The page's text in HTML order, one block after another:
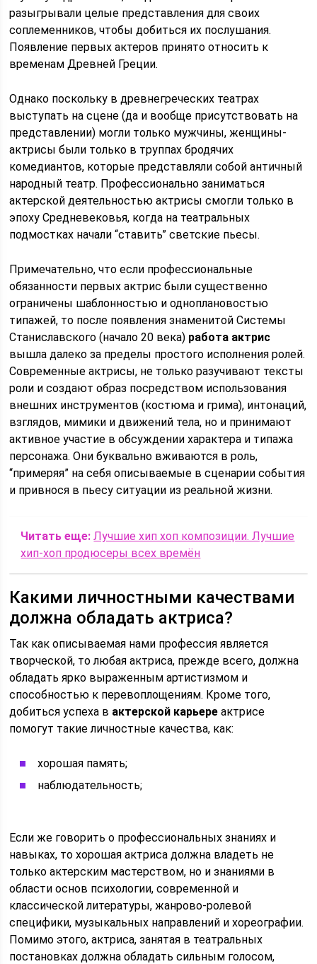
разыгрывали целые представления для своих
соплеменников, чтобы добиться их послушания.
Появление первых актеров принято относить к
временам Древней Греции.
Однако поскольку в древнегреческих театрах
выступать на сцене (да и вообще присутствовать на
представлении) могли только мужчины, женщины-
актрисы были только в труппах бродячих
комедиантов, которые представляли собой античный
народный театр. Профессионально заниматься
актерской деятельностью актрисы смогли только в
эпоху Средневековья, когда на театральных
подмостках начали “ставить” светские пьесы.
Примечательно, что если профессиональные
обязанности первых актрис были существенно
ограничены шаблонностью и одноплановостью
типажей, то после появления знаменитой Системы
Станиславского (начало 20 века) работа актрис
вышла далеко за пределы простого исполнения ролей.
Современные актрисы, не только разучивают тексты
роли и создают образ посредством использования
внешних инструментов (костюма и грима), интонаций,
взглядов, мимики и движений тела, но и принимают
активное участие в обсуждении характера и типажа
персонажа. Они буквально вживаются в роль,
“примеряя” на себя описываемые в сценарии события
и привнося в пьесу ситуации из реальной жизни.
Читать еще: Лучшие хип хоп композиции. Лучшие
хип-хоп продюсеры всех времён
Какими личностными качествами
должна обладать актриса?
Так как описываемая нами профессия является
творческой, то любая актриса, прежде всего, должна
обладать ярко выраженным артистизмом и
способностью к перевоплощениям. Кроме того,
добиться успеха в актерской карьере актрисе
помогут такие личностные качества, как:
хорошая память;
наблюдательность;
Если же говорить о профессиональных знаниях и
навыках, то хорошая актриса должна владеть не
только актерским мастерством, но и знаниями в
области основ психологии, современной и
классической литературы, жанрово-ролевой
специфики, музыкальных направлений и хореографии.
Помимо этого, актриса, занятая в театральных
постановках должна обладать сильным голосом,